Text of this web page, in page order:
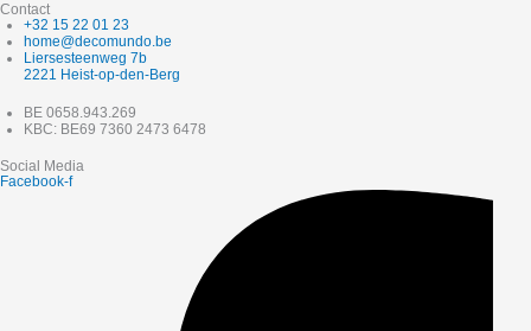
Contact
+32 15 22 01 23
home@decomundo.be
Liersesteenweg 7b
2221 Heist-op-den-Berg
BE 0658.943.269
KBC: BE69 7360 2473 6478
Social Media
Facebook-f